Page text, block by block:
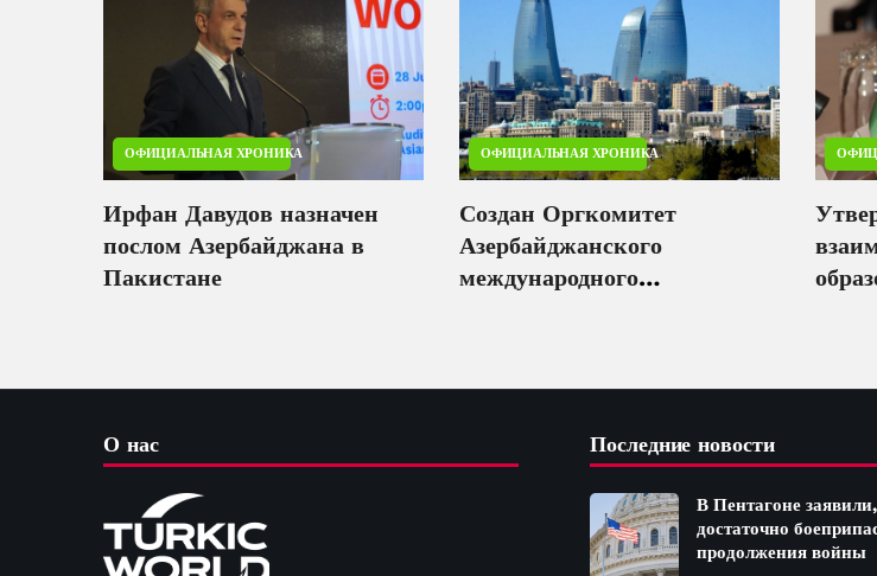
ОФИЦИАЛЬНАЯ ХРОНИКА
Ирфан Давудов назначен
послом Азербайджана в
Пакистане
ОФИЦИАЛЬНАЯ ХРОНИКА
Создан Оргкомитет
Азербайджанского
международного
О нас Последние новости
В Пентагоне
достаточно
продолжения войны